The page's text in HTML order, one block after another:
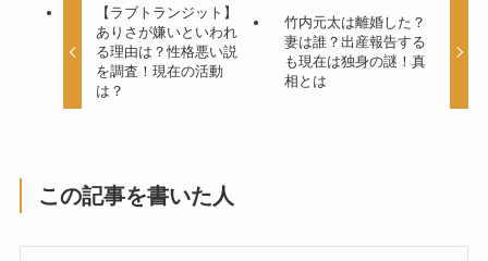
【ラブトランジット】
ありさが嫌いといわれ
る理由は？性格悪い説
を調査！現在の活動
は？
竹内元太は離婚した？
妻は誰？出産報告する
も現在は独身の謎！真
相とは
この記事を書いた人